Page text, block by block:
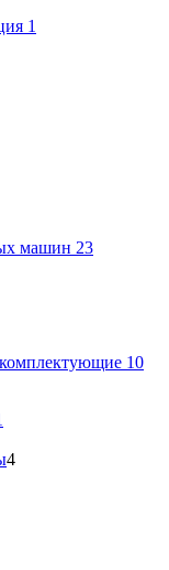
1
машин 23
10
4